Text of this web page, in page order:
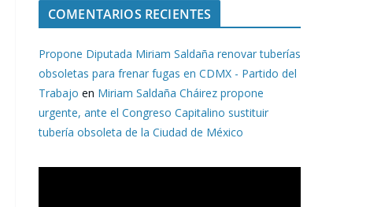
COMENTARIOS RECIENTES
Propone Diputada Miriam Saldaña renovar tuberías
obsoletas para frenar fugas en CDMX - Partido del
Trabajo en Miriam Saldaña Cháirez propone
urgente, ante el Congreso Capitalino sustituir
tubería obsoleta de la Ciudad de México